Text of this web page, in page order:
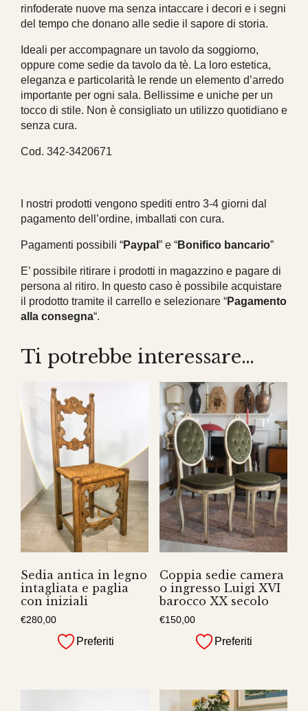
rinfoderate nuove ma senza intaccare i decori e i segni
del tempo che donano alle sedie il sapore di storia.
Ideali per accompagnare un tavolo da soggiorno,
oppure come sedie da tavolo da tè. La loro estetica,
eleganza e particolarità le rende un elemento d’arredo
importante per ogni sala. Bellissime e uniche per un
tocco di stile. Non è consigliato un utilizzo quotidiano e
senza cura.
Cod. 342-3420671
I nostri prodotti vengono spediti entro 3-4 giorni dal
pagamento dell’ordine, imballati con cura.
Pagamenti possibili “Paypal ” e “Bonifico bancario”
E’ possibile ritirare i prodotti in magazzino e pagare di
persona al ritiro. In questo caso è possibile acquistare
il prodotto tramite il carrello e selezionare “Pagamento
alla consegna“.
Ti potrebbe interessare…
Sedia antica in legno
intagliata e paglia
con iniziali
€280,00
Preferiti
Coppia sedie camera
o ingresso Luigi XVI
barocco XX secolo
€150,00
Preferiti